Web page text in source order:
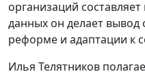
организаций
данных он делает
реформе и адаптации к
Илья Телятников